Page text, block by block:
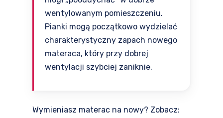
wentylowanym pomieszczeniu.
Pianki mogą początkowo wydzielać
charakterystyczny zapach nowego
materaca, który przy dobrej
wentylacji szybciej zaniknie.
Wymieniasz materac na nowy? Zobacz: